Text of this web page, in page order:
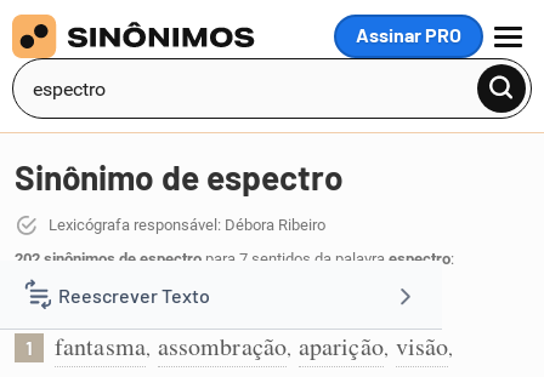
Assinar PRO
MENU
Reescrever Texto
Resumir Texto
Sinônimo de espectro
Lexicógrafa responsável: Débora Ribeiro
202 sinônimos de espectro para 7 sentidos da palavra espectro:
Visão suposta de alguém falecido; fantasma:
1 fantasma, assombração, aparição, visão,